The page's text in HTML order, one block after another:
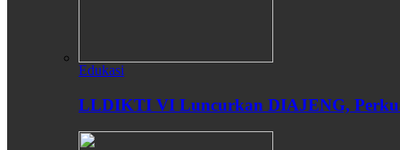
Edukasi
LLDIKTI VI Luncurkan DIAJENG,